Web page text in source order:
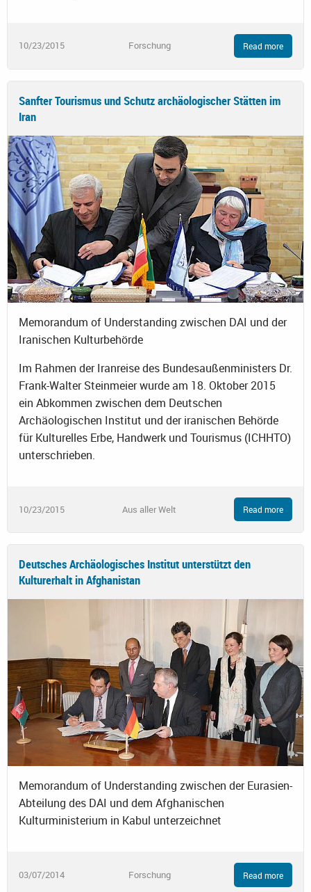
10/23/2015 Forschung Read more
Sanfter Tourismus und Schutz archäologischer Stätten im
Iran
Memorandum of Understanding zwischen DAI und der
Iranischen Kulturbehörde
Im Rahmen der Iranreise des Bundesaußenministers Dr.
Frank-Walter Steinmeier wurde am 18. Oktober 2015
ein Abkommen zwischen dem Deutschen
Archäologischen Institut und der iranischen Behörde
für Kulturelles Erbe, Handwerk und Tourismus (ICHHTO)
unterschrieben.
10/23/2015 Aus aller Welt Read more
Deutsches Archäologisches Institut unterstützt den
Kulturerhalt in Afghanistan
Memorandum of Understanding zwischen der Eurasien-
Abteilung des DAI und dem Afghanischen
Kulturministerium in Kabul unterzeichnet
03/07/2014 Forschung Read more